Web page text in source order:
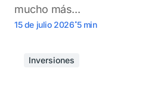
mucho más...
15 de julio 2026.5 min
Inversiones